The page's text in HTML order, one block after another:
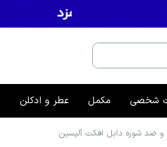
شخصی مکمل عطر و ادکلن
ضد شوره دابل افکت آلپسین